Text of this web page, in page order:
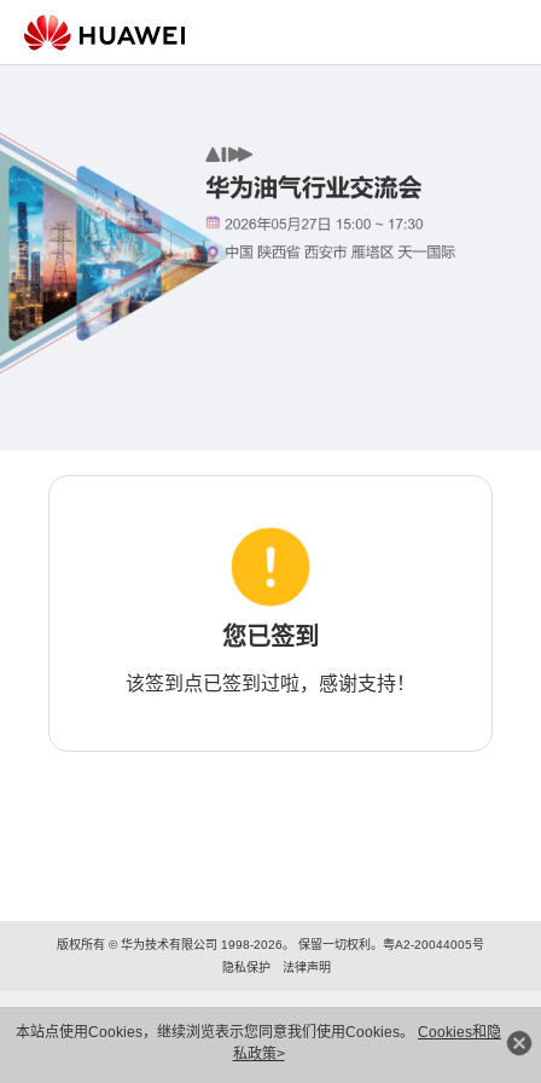
本站点使用Cookies，继续浏览表示您同意我们使用Cookies。 Cookies和隐
私政策>
您已签到
该签到点已签到过啦，感谢支持！
版权所有 © 华为技术有限公司 1998-2026。 保留一切权利。粤A2-20044005号
隐私保护
法律声明